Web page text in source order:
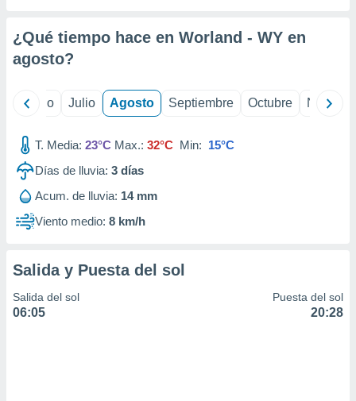
e
mediante
publicidad
publicidad
de
1199
¿Qué tiempo hace en Worland - WY en
agosto?
Junio Julio Agosto Septiembre Octubre
T. Media: 23°C Max.: 32°C Min: 15°C
Días de lluvia: 3 días
Acum. de lluvia: 14 mm
Viento medio: 8 km/h
Salida y Puesta del sol
Salida del sol
06:05
Puesta del sol
20:28